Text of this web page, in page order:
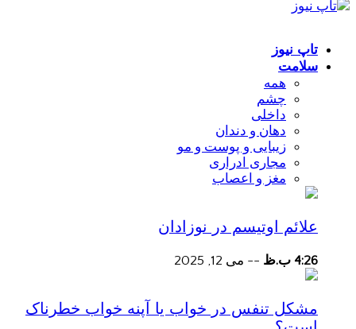
تاپ نیوز
سلامت
همه
چشم
داخلی
دهان و دندان
زیبایی و پوست و مو
مجاری ادراری
مغز و اعصاب
علائم اوتیسم در نوزادان
4:26 ب.ظ -- می 12, 2025
مشکل تنفس در خواب یا آپنه خواب خطرناک